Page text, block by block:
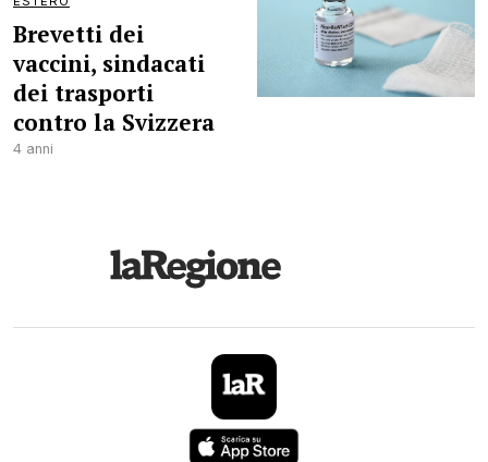
Brevetti dei
vaccini, sindacati
dei trasporti
contro la Svizzera
4 anni